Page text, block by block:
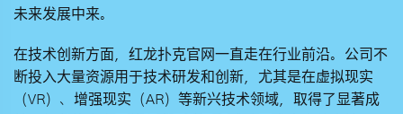
未来发展中来。
在技术创新方面， 红龙扑克官网一直走在行业前沿。公司不
断投入大量资源用于技术研发和创新，尤其是在虚拟现实
（VR）、增强现实（AR）等新兴技术领域，取得了显著成